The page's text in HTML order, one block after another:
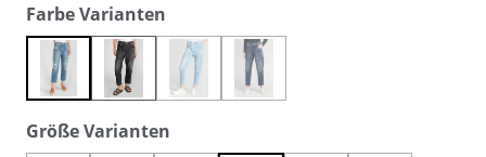
Farbe Varianten
blue destroyed black
light blue
(Diese Option ist zurzeit nicht verfügbar.)
mid blue destroyed
(Diese Option ist zurzeit nicht
Größe Varianten